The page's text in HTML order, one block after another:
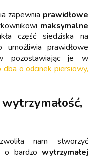
zapewnia prawidłowe
maksymalne
część siedziska na
umożliwia prawidłowe
pozostawiając je w
dba o odcinek piersiowy,
nam stworzyć
o bardzo wytrzymałej